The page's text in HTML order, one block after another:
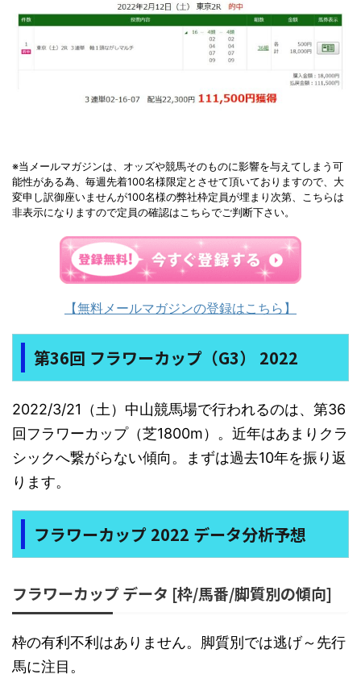
※当メールマガジンは、オッズや競馬そのものに影響を与えてしまう可
能性がある為、毎週先着100名様限定とさせて頂いておりますので、大
変申し訳御座いませんが100名様の弊社枠定員が埋まり次第、こちらは
非表示になりますので定員の確認はこちらでご判断下さい。
【無料メールマガジンの登録はこちら】
第36回 フラワーカップ（G3） 2022
2022/3/21（土）中山競馬場で行われるのは、第36
回フラワーカップ（芝1800m）。近年はあまりクラ
シックへ繋がらない傾向。まずは過去10年を振り返
ります。
フラワーカップ 2022 データ分析予想
フラワーカップ データ [枠/馬番/脚質別の傾向]
枠の有利不利はありません。脚質別では逃げ～先行
馬に注目。